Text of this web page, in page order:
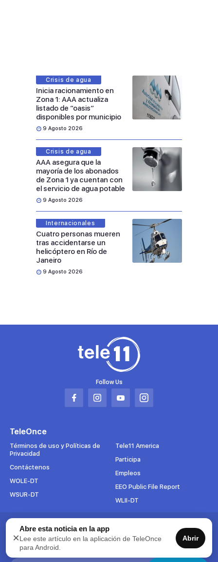
Crisis de agua
Inicia racionamiento en
Zona 1: AAA actualiza
listado de “oasis”
disponibles por municipio
9 Agosto 2026
Crisis de agua
AAA asegura que la
mayoría de los abonados
de Zona 1 ya cuentan con
el servicio de agua potable
9 Agosto 2026
Internacionales
Cuatro personas mueren
tras accidentarse un
helicóptero en Río de
Janeiro
9 Agosto 2026
Follow Us
Abrir
pestaña
Abrir
pestaña
Abrir
pestaña
Abrir
pestaña
TeleOnce
Términos de uso y Políticas de
Privacidad
Contáctenos
WOLE-DT
WSUR-DT
Tele11 America
Participa
Empleos
EEO Public File Report
WLII-DT
Suscríbete al boletín
Para mantenerse al tanto de todo lo que pasa en TeleOnce,
suscríbase ahora a nuestros boletines.
×
Abre esta noticia en la app
Lee este artículo en la aplicación de TeleOnce
para Android.
Abrir